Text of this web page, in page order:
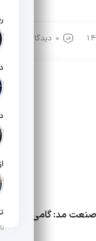
0 دیدگاه
صنعت مد: گامی